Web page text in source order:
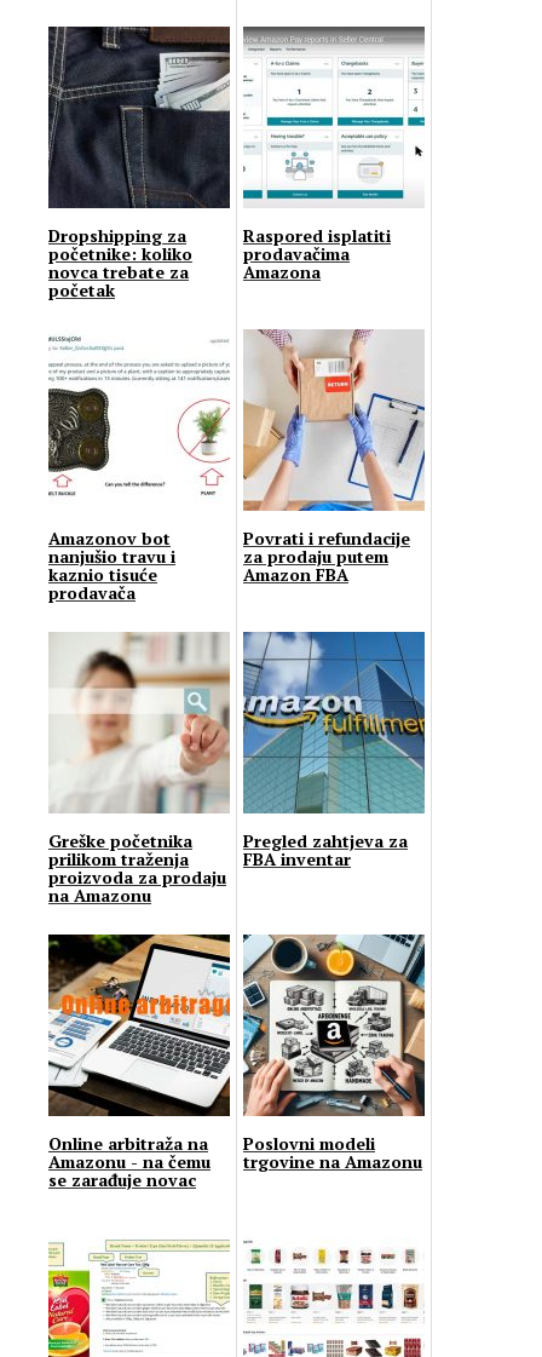
Dropshipping za
početnike: koliko
novca trebate za
početak
Raspored isplatiti
prodavačima
Amazona
Amazonov bot
nanjušio travu i
kaznio tisuće
prodavača
Povrati i refundacije
za prodaju putem
Amazon FBA
Greške početnika
prilikom traženja
proizvoda za prodaju
na Amazonu
Pregled zahtjeva za
FBA inventar
Online arbitraža na
Amazonu - na čemu
se zarađuje novac
Poslovni modeli
trgovine na Amazonu